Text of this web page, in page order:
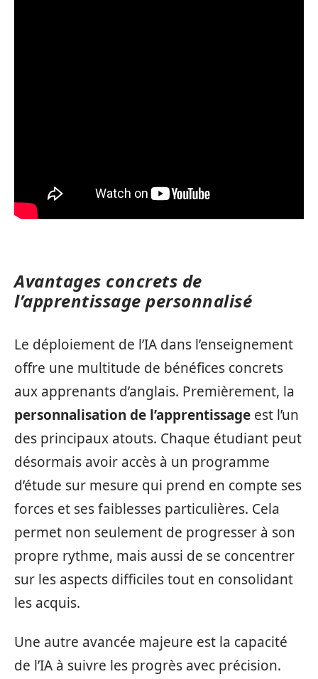
Avantages concrets de
l’apprentissage personnalisé
Le déploiement de l’IA dans l’enseignement
offre une multitude de bénéfices concrets
aux apprenants d’anglais. Premièrement, la
personnalisation de l’apprentissage est l’un
des principaux atouts. Chaque étudiant peut
désormais avoir accès à un programme
d’étude sur mesure qui prend en compte ses
forces et ses faiblesses particulières. Cela
permet non seulement de progresser à son
propre rythme, mais aussi de se concentrer
sur les aspects difficiles tout en consolidant
les acquis.
Une autre avancée majeure est la capacité
de l’IA à suivre les progrès avec précision.